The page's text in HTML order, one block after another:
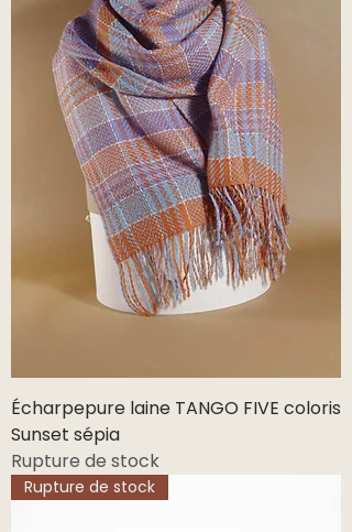
Écharpepure laine TANGO FIVE coloris
Sunset sépia
Rupture de stock
Rupture de stock